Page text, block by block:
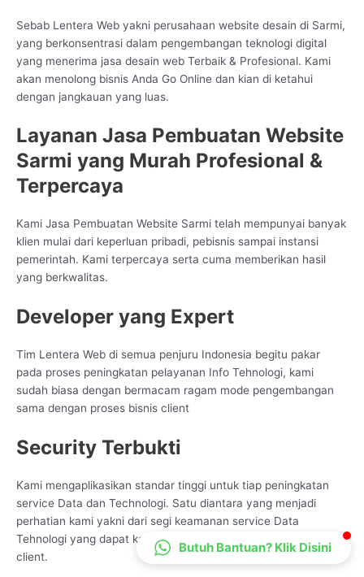
Sebab Lentera Web yakni perusahaan website desain di Sarmi,
yang berkonsentrasi dalam pengembangan teknologi digital
yang menerima jasa desain web Terbaik & Profesional. Kami
akan menolong bisnis Anda Go Online dan kian di ketahui
dengan jangkauan yang luas.
Layanan Jasa Pembuatan Website
Sarmi yang Murah Profesional &
Terpercaya
Kami Jasa Pembuatan Website Sarmi telah mempunyai banyak
klien mulai dari keperluan pribadi, pebisnis sampai instansi
pemerintah. Kami terpercaya serta cuma memberikan hasil
yang berkwalitas.
Developer yang Expert
Tim Lentera Web di semua penjuru Indonesia begitu pakar
pada proses peningkatan pelayanan Info Tehnologi, kami
sudah biasa dengan bermacam ragam mode pengembangan
sama dengan proses bisnis client
Security Terbukti
Kami mengaplikasikan standar tinggi untuk tiap peningkatan
service Data dan Technologi. Satu diantara yang menjadi
perhatian kami yakni dari segi keamanan service Data
Tehnologi yang dapat kami setarakan dengan kepentingan
client.
CS Lenteraweb
Online
Butuh Bantuan? Klik Disini